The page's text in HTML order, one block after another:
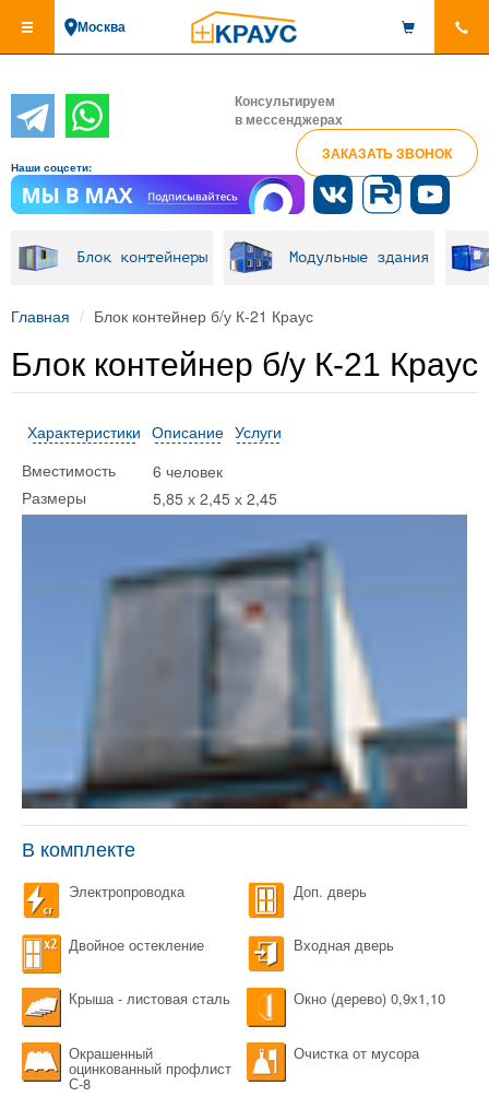
основному
Москва
Консультируем
в мессенджерах
ЗАКАЗАТЬ ЗВОНОК
Наши соцсети:
Блок контейнеры Модульные здания
Главная Блок контейнер б/у К-21 Краус
Блок контейнер б/у К-21 Краус
Характеристики Описание Услуги
Вместимость 6 человек
Размеры 5,85 х 2,45 х 2,45
В комплекте
Электропроводка Доп. дверь
Двойное остекление Входная дверь
Крыша - листовая сталь Окно (дерево) 0,9х1,10
Окрашенный
оцинкованный профлист
С-8
Очистка от мусора